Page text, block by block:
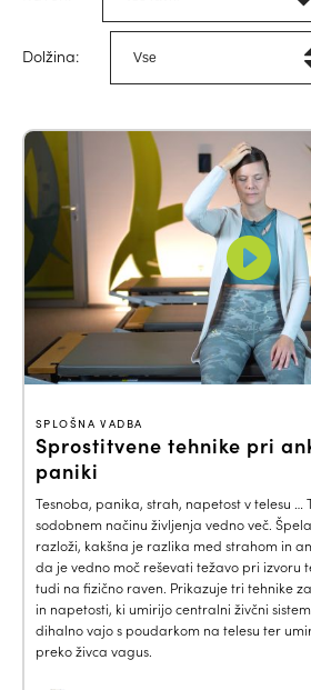
Dolžina:
SPLOŠNA VADBA
Sprostitvene tehnike pri
paniki
Tesnoba, panika, strah, napetost v telesu …
sodobnem načinu življenja vedno več.
razloži, kakšna je razlika med strahom in
da je vedno moč reševati težavo pri izvoru
tudi na fizično raven. Prikazuje tri tehnike
in napetosti, ki umirijo centralni živčni
dihalno vajo s poudarkom na telesu ter
preko živca vagus.